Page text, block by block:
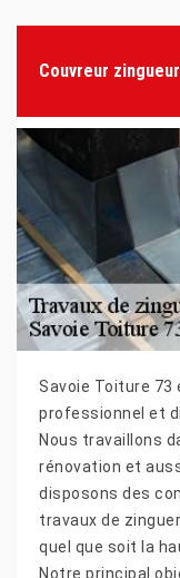
Couvreur
Savoie Toiture 73
professionnel et
Nous travaillons
rénovation et
disposons des
travaux de
quel que soit la
Notre principal